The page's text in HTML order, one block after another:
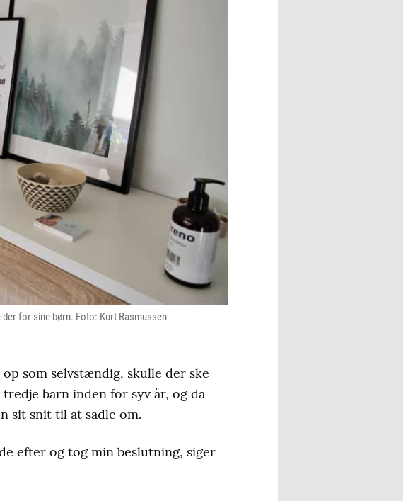
for sine børn. Foto: Kurt Rasmussen
som selvstændig, skulle der ske
barn inden for syv år, og da
sit snit til at sadle om.
efter og tog min beslutning, siger